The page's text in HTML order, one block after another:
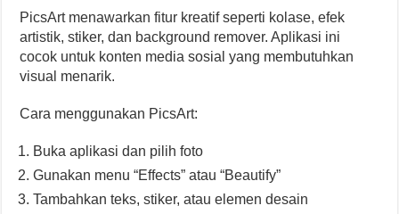
PicsArt menawarkan fitur kreatif seperti kolase, efek
artistik, stiker, dan background remover. Aplikasi ini
cocok untuk konten media sosial yang membutuhkan
visual menarik.
Cara menggunakan PicsArt:
Buka aplikasi dan pilih foto
Gunakan menu “Effects” atau “Beautify”
Tambahkan teks, stiker, atau elemen desain